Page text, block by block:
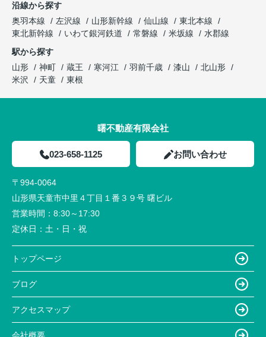
沿線から探す
奥羽本線
左沢線 山形新幹線 仙山線
東北本線
東北新幹線
いわて銀河鉄道 常磐線 米坂線
水郡線
駅から探す
山形
神町 蔵王 寒河江 羽前千歳 漆山
北山形
米沢
天童 東根
曙不動産有限会社
023-658-1125 お問い合わせ
〒994-0064
山形県天童市中里４丁目１番３９号 曙ビル
営業時間： 8:30～17:30
定休日： 土・日・祝
トップページ
ブログ
アクセスマップ
会社概要